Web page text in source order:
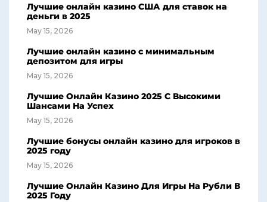
Лучшие онлайн казино США для ставок на
деньги в 2025
May 15, 2026
Лучшие онлайн казино с минимальным
депозитом для игры
May 15, 2026
Лучшие Онлайн Казино 2025 С Высокими
Шансами На Успех
May 15, 2026
Лучшие бонусы онлайн казино для игроков в
2025 году
May 15, 2026
Лучшие Онлайн Казино Для Игры На Рубли В
2025 Году